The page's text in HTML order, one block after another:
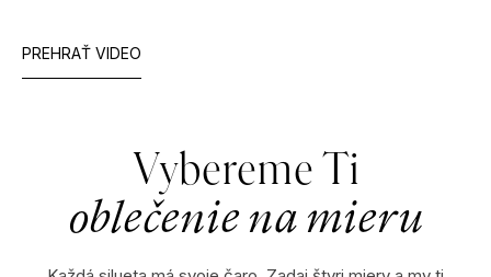
PREHRAŤ VIDEO
Vybereme Ti
oblečenie na mieru